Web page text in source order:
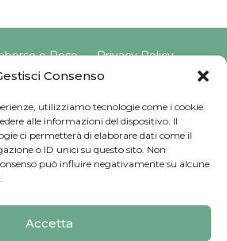
Consenso
utilizziamo tecnologie come i cookie
alle informazioni del dispositivo. Il
ci permetterà di elaborare dati come il
o ID unici su questo sito. Non
può influire negativamente su alcune
Accetta
e Reso
Privacy Policy
Cookie Policy
Pelvico Italia beAPPI srl |
1827 Int. A, 00123 Roma (RM) |
| Email PEC:
| Codice Univoco: